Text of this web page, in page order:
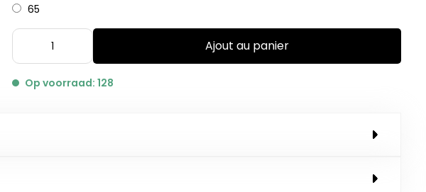
65
Ajout au panier
Op voorraad: 128